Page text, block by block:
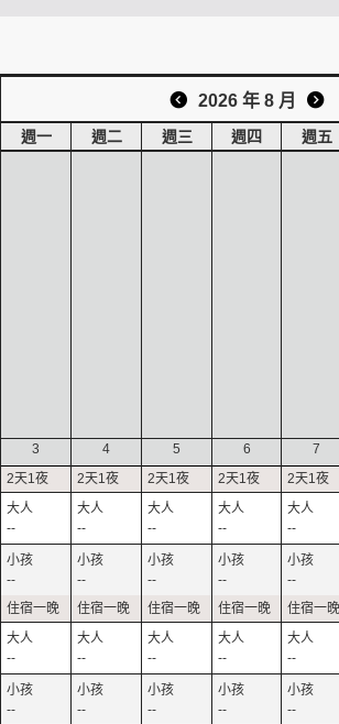
2026 年 8 月
週一 週二 週三 週四 週五
3
--
--
--
--
4
--
--
--
--
5
--
--
--
--
6
--
--
--
--
7
--
--
--
--